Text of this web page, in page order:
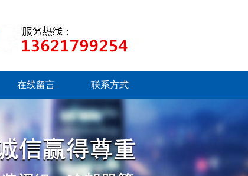
在线留言 联系方式